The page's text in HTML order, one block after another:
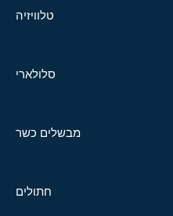
טלוויזיה
סלולארי
מבשלים כשר
חתולים